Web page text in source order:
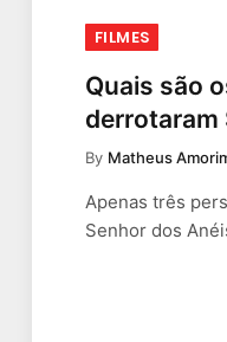
FILMES
Quais são
derrotaram
By Matheus
Apenas três
Senhor dos